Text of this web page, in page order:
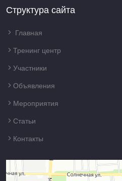
Структура сайта
Главная
Тренинг центр
Участники
Объявления
Мероприятия
Статьи
Контакты
Краснодар
Российская улица, 79/1 — Яндекс Карты